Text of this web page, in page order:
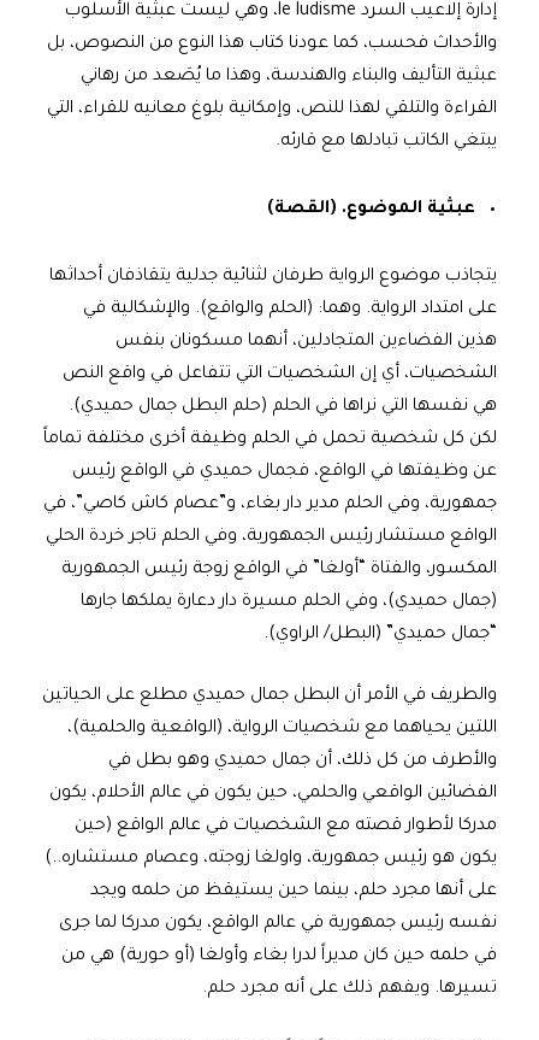
إدارة إلاعيب السرد le ludisme، وهي ليست عبثية الأسلوب
والأحداث فحسب، كما عودنا كتاب هذا النوع من النصوص، بل
عبثية التأليف والبناء والهندسة، وهذا ما يُصَعد من رهاني
القراءة والتلقي لهذا للنص، وإمكانية بلوغ معانيه للقراء، التي
يبتغي الكاتب تبادلها مع قارئه.
عبثية الموضوع. (القصة)
يتجاذب موضوع الرواية طرفان لثنائية جدلية يتقاذفان أحداثها
على امتداد الرواية. وهما: (الحلم والواقع). والإشكالية في
هذين الفضاءين المتجادلين، أنهما مسكونان بنفس
الشخصيات، أي إن الشخصيات التي تتفاعل في واقع النص
هي نفسها التي نراها في الحلم (حلم البطل جمال حميدي).
لكن كل شخصية تحمل في الحلم وظيفة أخرى مختلفة تماماً
عن وظيفتها في الواقع، فجمال حميدي في الواقع رئيس
جمهورية، وفي الحلم مدير دار بغاء، و”عصام كاش كاصي”، في
الواقع مستشار رئيس الجمهورية، وفي الحلم تاجر خردة الحلي
المكسور، والفتاة “أولغا” في الواقع زوجة رئيس الجمهورية
(جمال حميدي)، وفي الحلم مسيرة دار دعارة يملكها جارها
“جمال حميدي” (البطل/ الراوي).
والطريف في الأمر أن البطل جمال حميدي مطلع على الحياتين
اللتين يحياهما مع شخصيات الرواية، (الواقعية والحلمية)،
والأطرف من كل ذلك، أن جمال حميدي وهو بطل في
الفضائين الواقعي والحلمي، حين يكون في عالم الأحلام، يكون
مدركا لأطوار قصته مع الشخصيات في عالم الواقع (حين
يكون هو رئيس جمهورية، واولغا زوجته، وعصام مستشاره..)
على أنها مجرد حلم، بينما حين يستيقظ من حلمه ويجد
نفسه رئيس جمهورية في عالم الواقع، يكون مدركا لما جرى
في حلمه حين كان مديراً لدرا بغاء وأولغا (أو حورية) هي من
تسيرها. ويفهم ذلك على أنه مجرد حلم.